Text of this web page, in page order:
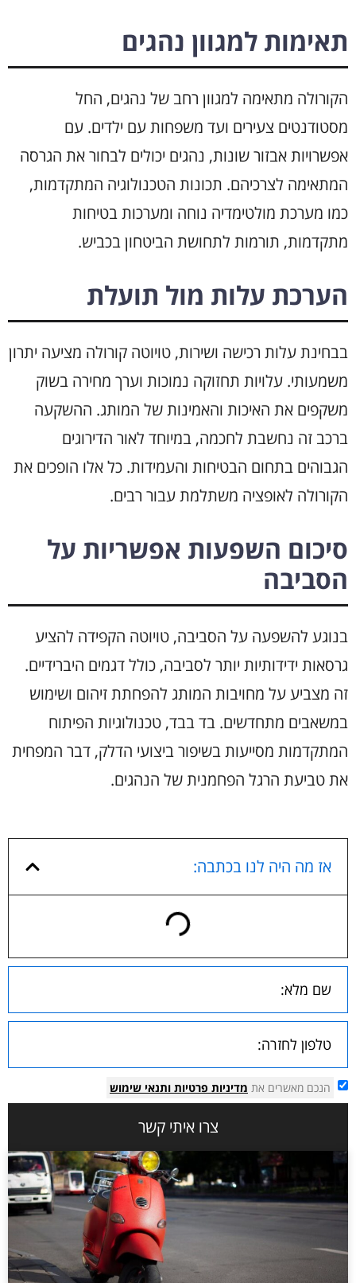
תאימות למגוון נהגים
הקורולה מתאימה למגוון רחב של נהגים, החל
מסטודנטים צעירים ועד משפחות עם ילדים. עם
אפשרויות אבזור שונות, נהגים יכולים לבחור את הגרסה
המתאימה לצרכיהם. תכונות הטכנולוגיה המתקדמות,
כמו מערכת מולטימדיה נוחה ומערכות בטיחות
מתקדמות, תורמות לתחושת הביטחון בכביש.
הערכת עלות מול תועלת
בבחינת עלות רכישה ושירות, טויוטה קורולה מציעה יתרון
משמעותי. עלויות תחזוקה נמוכות וערך מחירה בשוק
משקפים את האיכות והאמינות של המותג. ההשקעה
ברכב זה נחשבת לחכמה, במיוחד לאור הדירוגים
הגבוהים בתחום הבטיחות והעמידות. כל אלו הופכים את
הקורולה לאופציה משתלמת עבור רבים.
סיכום השפעות אפשריות על
הסביבה
בנוגע להשפעה על הסביבה, טויוטה הקפידה להציע
גרסאות ידידותיות יותר לסביבה, כולל דגמים היברידיים.
זה מצביע על מחויבות המותג להפחתת זיהום ושימוש
במשאבים מתחדשים. בד בבד, טכנולוגיות הפיתוח
המתקדמות מסייעות בשיפור ביצועי הדלק, דבר המפחית
את טביעת הרגל הפחמנית של הנהגים.
אז מה היה לנו בכתבה:
הנכם מאשרים את מדיניות פרטיות ותנאי שימוש
צרו איתי קשר